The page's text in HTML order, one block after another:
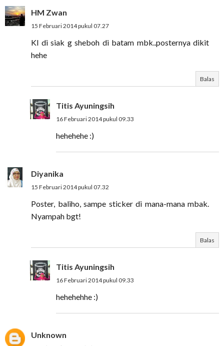
HM Zwan
15 Februari 2014 pukul 07.27
Kl di siak g sheboh di batam mbk..posternya dikit
hehe
Balas
Titis Ayuningsih
16 Februari 2014 pukul 09.33
hehehehe :)
Diyanika
15 Februari 2014 pukul 07.32
Poster, baliho, sampe sticker di mana-mana mbak.
Nyampah bgt!
Balas
Titis Ayuningsih
16 Februari 2014 pukul 09.33
hehehehhe :)
Unknown